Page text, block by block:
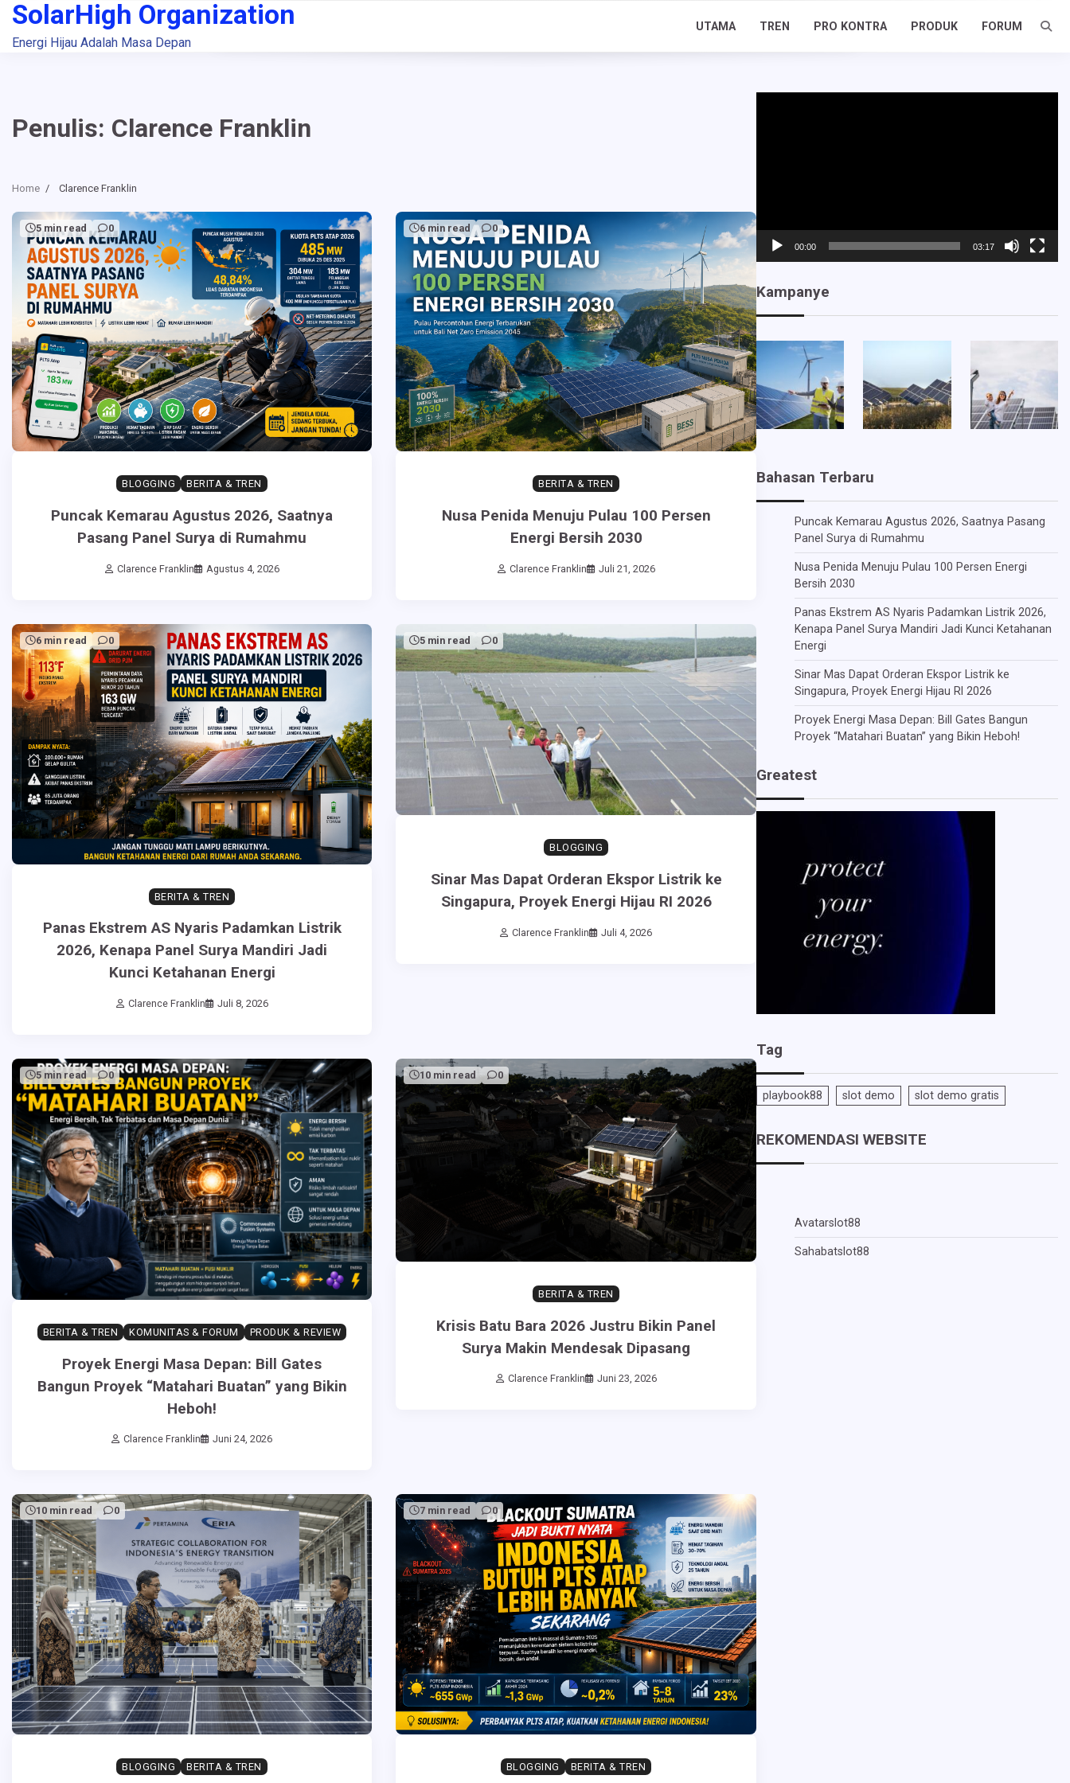
Skip
content
SolarHigh Organization
Energi Hijau Adalah Masa Depan
UTAMA TREN PRO KONTRA PRODUK FORUM
Penulis: Clarence Franklin
Home Clarence Franklin
5 min read 0
BLOGGING BERITA & TREN
Puncak Kemarau Agustus 2026, Saatnya
Pasang Panel Surya di Rumahmu
Clarence Franklin Agustus 4, 2026
6 min read 0
BERITA & TREN
Nusa Penida Menuju Pulau 100 Persen
Energi Bersih 2030
Clarence Franklin Juli 21, 2026
6 min read 0
BERITA & TREN
Panas Ekstrem AS Nyaris Padamkan Listrik
2026, Kenapa Panel Surya Mandiri Jadi
Kunci Ketahanan Energi
Clarence Franklin Juli 8, 2026
5 min read 0
BLOGGING
Sinar Mas Dapat Orderan Ekspor Listrik ke
Singapura, Proyek Energi Hijau RI 2026
Clarence Franklin Juli 4, 2026
5 min read 0
BERITA & TREN KOMUNITAS & FORUM PRODUK & REVIEW
Proyek Energi Masa Depan: Bill Gates
Bangun Proyek “Matahari Buatan” yang Bikin
Heboh!
Clarence Franklin Juni 24, 2026
10 min read 0
BERITA & TREN
Krisis Batu Bara 2026 Justru Bikin Panel
Surya Makin Mendesak Dipasang
Clarence Franklin Juni 23, 2026
10 min read 0
BLOGGING BERITA & TREN
7 min read 0
BLOGGING BERITA & TREN
00:00 03:17
Kampanye
Bahasan Terbaru
Puncak Kemarau Agustus 2026, Saatnya Pasang
Panel Surya di Rumahmu
Nusa Penida Menuju Pulau 100 Persen Energi
Bersih 2030
Panas Ekstrem AS Nyaris Padamkan Listrik 2026,
Kenapa Panel Surya Mandiri Jadi Kunci Ketahanan
Energi
Sinar Mas Dapat Orderan Ekspor Listrik ke
Singapura, Proyek Energi Hijau RI 2026
Proyek Energi Masa Depan: Bill Gates Bangun
Proyek “Matahari Buatan” yang Bikin Heboh!
Greatest
Tag
playbook88 slot demo slot demo gratis
REKOMENDASI WEBSITE
Avatarslot88
Sahabatslot88